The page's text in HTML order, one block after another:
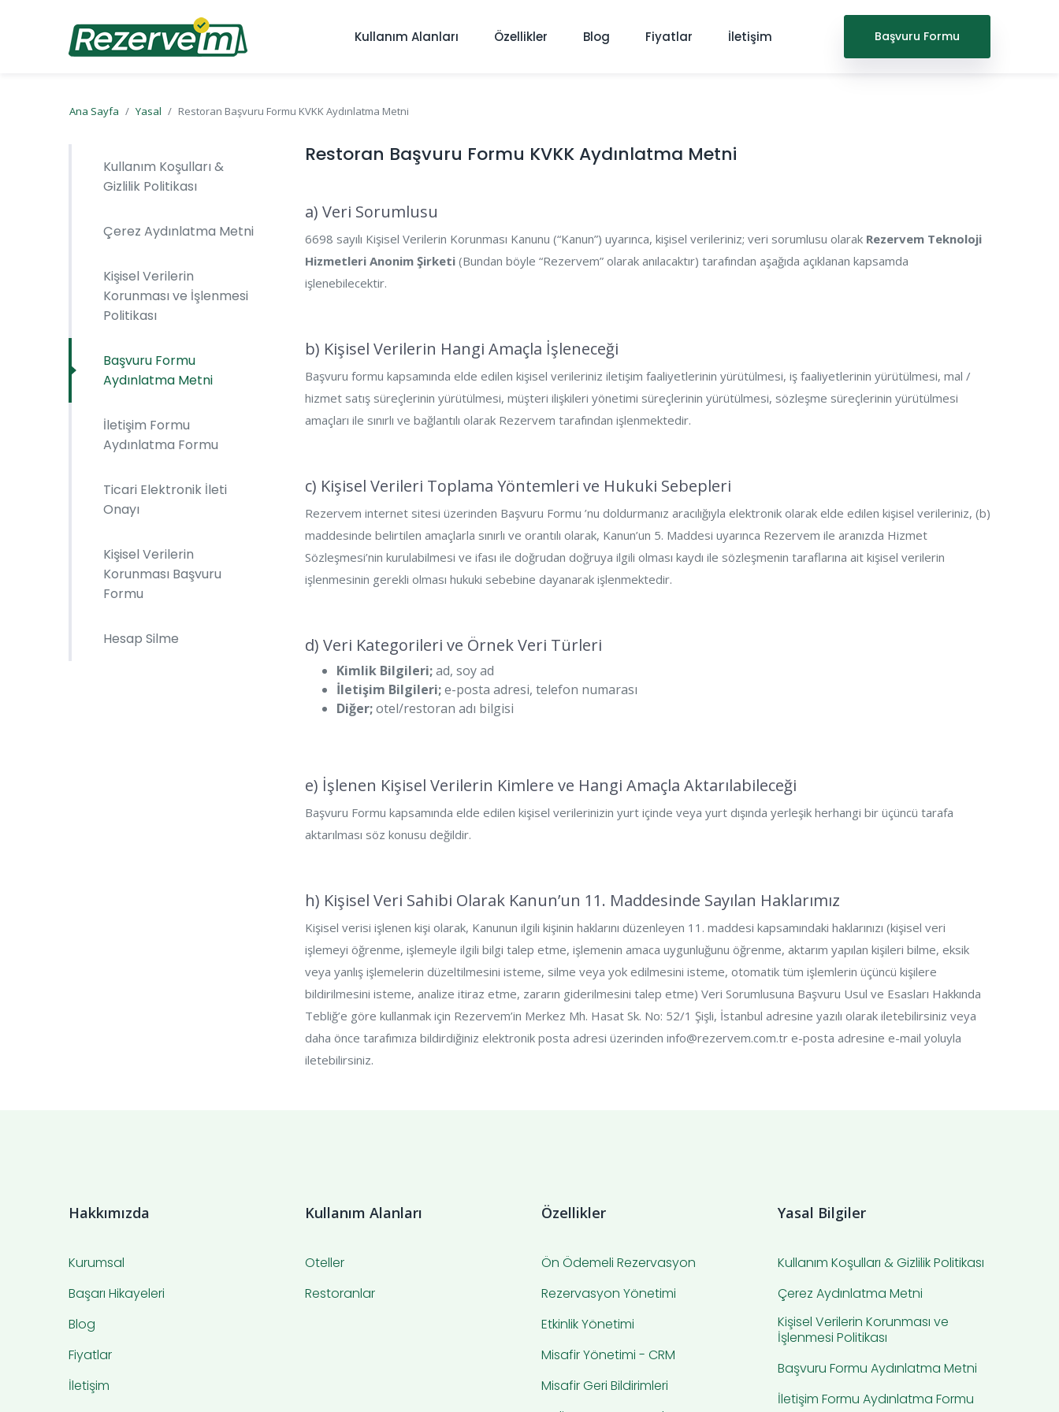
Kullanım Alanları Özellikler Blog Fiyatlar İletişim Başvuru Formu
Ana Sayfa Yasal Restoran Başvuru Formu KVKK Aydınlatma Metni
Kullanım Koşulları &
Gizlilik Politikası
Çerez Aydınlatma Metni
Kişisel Verilerin
Korunması ve İşlenmesi
Politikası
Başvuru Formu
Aydınlatma Metni
İletişim Formu
Aydınlatma Formu
Ticari Elektronik İleti
Onayı
Kişisel Verilerin
Korunması Başvuru
Formu
Hesap Silme
Restoran Başvuru Formu KVKK Aydınlatma Metni
a) Veri Sorumlusu
6698 sayılı Kişisel Verilerin Korunması Kanunu (“Kanun”) uyarınca, kişisel verileriniz; veri sorumlusu olarak Rezervem Teknoloji
Hizmetleri Anonim Şirketi (Bundan böyle “Rezervem” olarak anılacaktır) tarafından aşağıda açıklanan kapsamda
işlenebilecektir.
b) Kişisel Verilerin Hangi Amaçla İşleneceği
Başvuru formu kapsamında elde edilen kişisel verileriniz iletişim faaliyetlerinin yürütülmesi, iş faaliyetlerinin yürütülmesi, mal /
hizmet satış süreçlerinin yürütülmesi, müşteri ilişkileri yönetimi süreçlerinin yürütülmesi, sözleşme süreçlerinin yürütülmesi
amaçları ile sınırlı ve bağlantılı olarak Rezervem tarafından işlenmektedir.
c) Kişisel Verileri Toplama Yöntemleri ve Hukuki Sebepleri
Rezervem internet sitesi üzerinden Başvuru Formu ’nu doldurmanız aracılığıyla elektronik olarak elde edilen kişisel verileriniz, (b)
maddesinde belirtilen amaçlarla sınırlı ve orantılı olarak, Kanun’un 5. Maddesi uyarınca Rezervem ile aranızda Hizmet
Sözleşmesi’nin kurulabilmesi ve ifası ile doğrudan doğruya ilgili olması kaydı ile sözleşmenin taraflarına ait kişisel verilerin
işlenmesinin gerekli olması hukuki sebebine dayanarak işlenmektedir.
d) Veri Kategorileri ve Örnek Veri Türleri
Kimlik Bilgileri;ad, soy ad
İletişim Bilgileri;e-posta adresi, telefon numarası
Diğer;otel/restoran adı bilgisi
e) İşlenen Kişisel Verilerin Kimlere ve Hangi Amaçla Aktarılabileceği
Başvuru Formu kapsamında elde edilen kişisel verilerinizin yurt içinde veya yurt dışında yerleşik herhangi bir üçüncü tarafa
aktarılması söz konusu değildir.
h) Kişisel Veri Sahibi Olarak Kanun’un 11. Maddesinde Sayılan Haklarımız
Kişisel verisi işlenen kişi olarak, Kanunun ilgili kişinin haklarını düzenleyen 11. maddesi kapsamındaki haklarınızı (kişisel veri
işlemeyi öğrenme, işlemeyle ilgili bilgi talep etme, işlemenin amaca uygunluğunu öğrenme, aktarım yapılan kişileri bilme, eksik
veya yanlış işlemelerin düzeltilmesini isteme, silme veya yok edilmesini isteme, otomatik tüm işlemlerin üçüncü kişilere
bildirilmesini isteme, analize itiraz etme, zararın giderilmesini talep etme) Veri Sorumlusuna Başvuru Usul ve Esasları Hakkında
Tebliğ’e göre kullanmak için Rezervem’in Merkez Mh. Hasat Sk. No: 52/1 Şişli, İstanbul adresine yazılı olarak iletebilirsiniz veya
daha önce tarafımıza bildirdiğiniz elektronik posta adresi üzerinden info@rezervem.com.tr e-posta adresine e-mail yoluyla
iletebilirsiniz.
Hakkımızda
Kurumsal
Başarı Hikayeleri
Blog
Fiyatlar
İletişim
Kullanım Alanları
Oteller
Restoranlar
Özellikler
Ön Ödemeli Rezervasyon
Rezervasyon Yönetimi
Etkinlik Yönetimi
Misafir Yönetimi - CRM
Misafir Geri Bildirimleri
Yasal Bilgiler
Kullanım Koşulları & Gizlilik Politikası
Çerez Aydınlatma Metni
Kişisel Verilerin Korunması ve
İşlenmesi Politikası
Başvuru Formu Aydınlatma Metni
İletişim Formu Aydınlatma Formu